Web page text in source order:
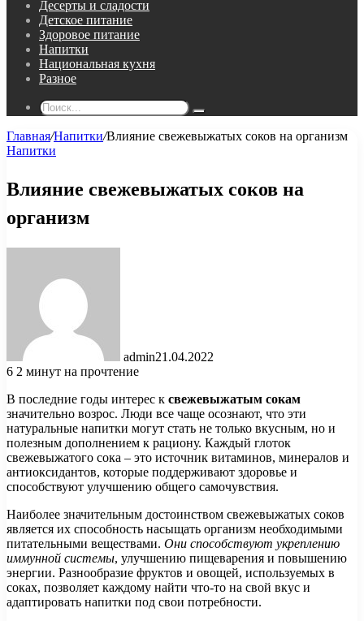
Десерты и сладости
Детское питание
Здоровое питание
Напитки
Национальная кухня
Разное
Поиск...
Главная/Напитки/Влияние свежевыжатых соков на организм
Напитки
Влияние свежевыжатых соков на
организм
admin21.04.2022
6 2 минут на прочтение
В последние годы интерес к свежевыжатым сокам
значительно возрос. Люди все чаще осознают, что эти
натуральные напитки могут стать не только вкусным, но и
полезным дополнением к рациону. Каждый глоток
свежевыжатого сока – это источник витаминов, минералов и
антиоксидантов, которые поддерживают здоровье и
способствуют улучшению общего самочувствия.
Наиболее значительным достоинством свежевыжатых соков
является их способность насыщать организм необходимыми
питательными веществами. Они способствуют укреплению
иммунной системы, улучшению пищеварения и повышению
энергии. Разнообразие фруктов и овощей, используемых в
соках, позволяет каждому найти что-то на свой вкус и
адаптировать напитки под свои потребности.